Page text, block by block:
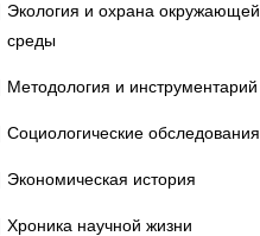
Экология и охрана окружающей
среды
Методология и инструментарий
Социологические обследования
Экономическая история
Хроника научной жизни